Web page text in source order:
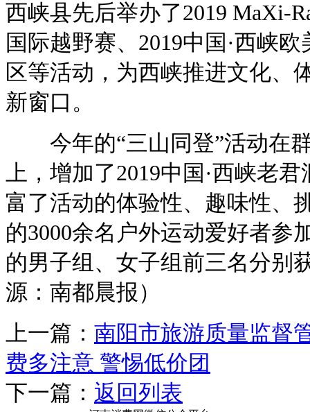
西峡县先后举办了2019 MaXi-
国际越野赛、2019中国·西峡
区等活动，为西峡推进文化、
新窗口。
今年的“三山同登”活动在
上，增加了2019中国·西峡老
富了活动的体验性、趣味性、
的3000余名户外运动爱好者参
的男子组、女子组前三名分别
源：南都晨报）
上一篇： 南阳市旅游质量监
费多注意 警惕低价团
下一篇： 返回列表